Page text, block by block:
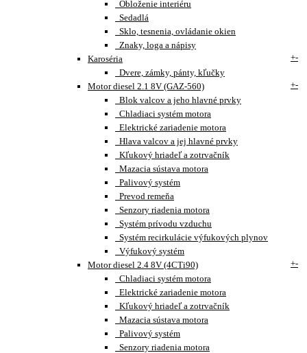
Obloženie interiéru
Sedadlá
Sklo, tesnenia, ovládanie okien
Znaky, loga a nápisy
Karoséria
+-
Dvere, zámky, pánty, kľučky
Motor diesel 2.1 8V (GAZ-560)
+-
Blok valcov a jeho hlavné prvky
Chladiaci systém motora
Elektrické zariadenie motora
Hlava valcov a jej hlavné prvky
Kľukový hriadeľ a zotrvačník
Mazacia sústava motora
Palivový systém
Prevod remeňa
Senzory riadenia motora
Systém prívodu vzduchu
Systém recirkulácie výfukových plynov
Výfukový systém
Motor diesel 2.4 8V (4CTi90)
+-
Chladiaci systém motora
Elektrické zariadenie motora
Kľukový hriadeľ a zotrvačník
Mazacia sústava motora
Palivový systém
Senzory riadenia motora